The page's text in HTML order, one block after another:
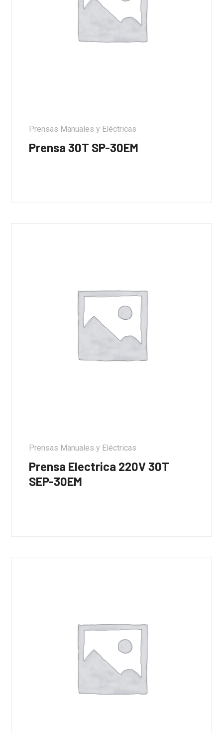
Prensas Manuales y Eléctricas
Prensa 30T SP-30EM
Prensas Manuales y Eléctricas
Prensa Electrica 220V 30T
SEP-30EM